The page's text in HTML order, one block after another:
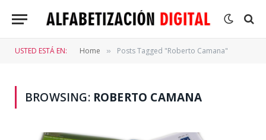
USTED ESTÁ EN: Home » Posts Tagged "Roberto Camana"
BROWSING: ROBERTO CAMANA